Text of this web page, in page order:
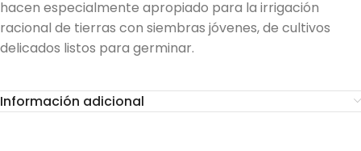
hacen especialmente apropiado para la irrigación
racional de tierras con siembras jóvenes, de cultivos
delicados listos para germinar.
Información adicional